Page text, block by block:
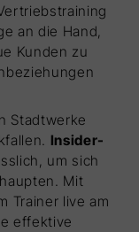
an die Hand,
Kunden zu
Stadtwerke
Insider-
um sich
Mit
Trainer live am
effektive